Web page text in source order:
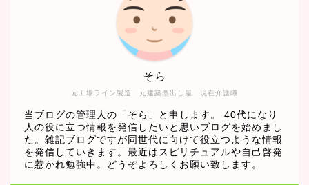
元工場ライン製造 元建築墨出し屋 現在介護職
そら
当ブログの管理人の「そら」と申します。 40代になり
人の役に立つ情報を発信したいと思いブログを始めまし
た。雑記ブログですが同世代に向けて役立つような情報
を発信していきます。最近はスピリチュアルや自己啓発
に惹かれ勉強中。どうぞよろしくお願い致します。